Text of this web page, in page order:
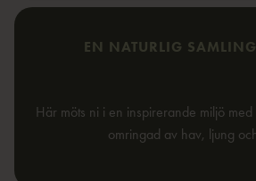
EN NATURLIG
Här möts ni i en inspirerande miljö
omringad av hav, ljung